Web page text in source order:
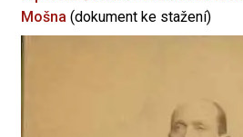
Mošna (dokument ke stažení)